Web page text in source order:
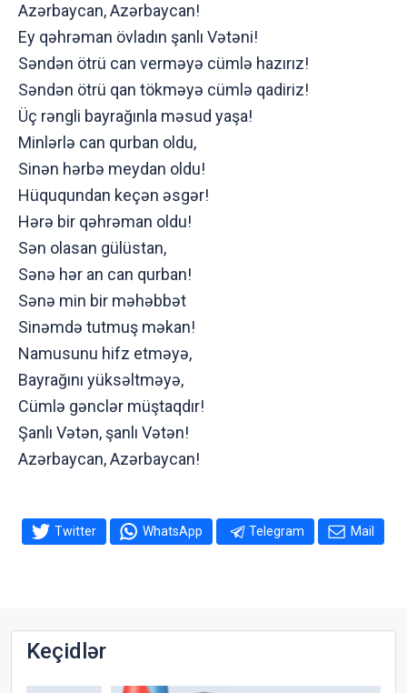
Azərbaycan, Azərbaycan!
Ey qəhrəman övladın şanlı Vətəni!
Səndən ötrü can verməyə cümlə hazırız!
Səndən ötrü qan tökməyə cümlə qadiriz!
Üç rəngli bayrağınla məsud yaşa!
Minlərlə can qurban oldu,
Sinən hərbə meydan oldu!
Hüququndan keçən əsgər!
Hərə bir qəhrəman oldu!
Sən olasan gülüstan,
Sənə hər an can qurban!
Sənə min bir məhəbbət
Sinəmdə tutmuş məkan!
Namusunu hifz etməyə,
Bayrağını yüksəltməyə,
Cümlə gənclər müştaqdır!
Şanlı Vətən, şanlı Vətən!
Azərbaycan, Azərbaycan!
Twitter WhatsApp Telegram Mail
Keçidlər